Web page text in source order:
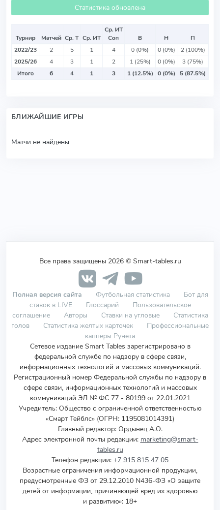
Статистика обновлена
Турнир Матчей Ср. Т Ср. ИТ
Ср. ИТ
Соп
В Н
П
2022/23
2 5 1 4 0 (0%) 0 (0%)
2 (100%)
2025/26
4 3 1 2 1 (25%) 0 (0%)
3 (75%)
Итого
6 4 1 3 1 (12.5%) 0 (0%) 5 (87.5%)
БЛИЖАЙШИЕ ИГРЫ
Матчи не найдены
Все права защищены 2026 © Smart-tables.ru
Полная версия сайта Футбольная статистика
Бот для
ставок в LIVE
Глоссарий
Пользовательское
соглашение
Авторы Ставки на угловые
Статистика
голов
Статистика желтых карточек
Профессиональные
капперы Рунета
Сетевое издание Smart Tables зарегистрировано в
федеральной службе по надзору в сфере связи,
информационных технологий и массовых коммуникаций.
Регистрационный номер Федеральной службы по надзору в
сфере связи, информационных технологий и массовых
коммуникаций ЭЛ № ФС 77 - 80199 от 22.01.2021
Учредитель: Общество с ограниченной ответственностью
«Смарт Тейблс» (ОГРН: 1195081014391)
Главный редактор: Ордынец А.О.
Адрес электронной почты редакции: marketing@smart-
tables.ru
Телефон редакции: +7 915 815 47 05
Возрастные ограничения информационной продукции,
предусмотренные ФЗ от 29.12.2010 N436-ФЗ «О защите
детей от информации, причиняющей вред их здоровью
и развитию»: 18+